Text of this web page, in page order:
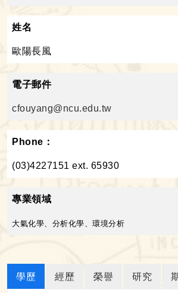
姓名
歐陽長風
電子郵件
cfouyang@ncu.edu.tw
Phone：
(03)4227151 ext. 65930
專業領域
大氣化學、分析化學、環境分析
學歷 經歷 榮譽 研究